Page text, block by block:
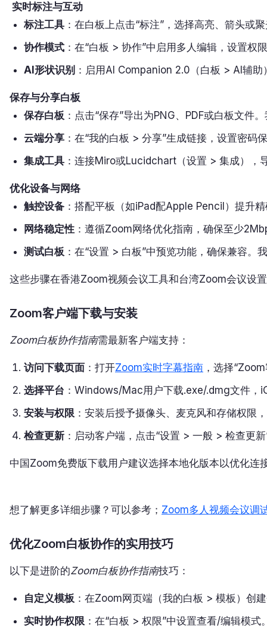
实时标注与互动
标注工具 ：在白板上点击“标注”，选择高亮、箭头或
协作模式 ：在“白板 > 协作”中启用多人编辑，设置权
AI形状识别 ：启用AI Companion 2.0（白板 > AI辅
保存与分享白板
保存白板 ：点击“保存”导出为PNG、PDF或白板文件
云端分享 ：在“我的白板 > 分享”生成链接，设置密
集成工具 ：连接Miro或Lucidchart（设置 > 集成），
优化设备与网络
触控设备 ：搭配平板（如iPad配Apple Pencil）提升
网络稳定性 ：遵循Zoom网络优化指南，确保至少
测试白板 ：在“设置 > 白板”中预览功能，确保兼容。
这些步骤在香港Zoom视频会议工具和台湾Zoom会议设
Zoom客户端下载与安装
Zoom白板协作指南需最新客户端支持：
访问下载页面 ：打开Zoom实时字幕指南 ，选择
选择平台 ：Windows/Mac用户下载.exe/.dmg文件
安装与权限 ：安装后授予摄像头、麦克风和存储权限
检查更新 ：启动客户端，点击“设置 > 一般 > 检查更
中国Zoom免费版下载用户建议选择本地化版本以优化连
想了解更多详细步骤？可以参考； Zoom多人视频会议调
优化Zoom白板协作的实用技巧
以下是进阶的Zoom白板协作指南技巧：
自定义模板 ：在Zoom网页端（我的白板 > 模板）创
实时协作权限 ：在“白板 > 权限”中设置查看/编辑模